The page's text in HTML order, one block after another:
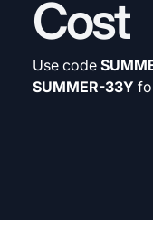
Cost
Use code
SUMMER-33Y